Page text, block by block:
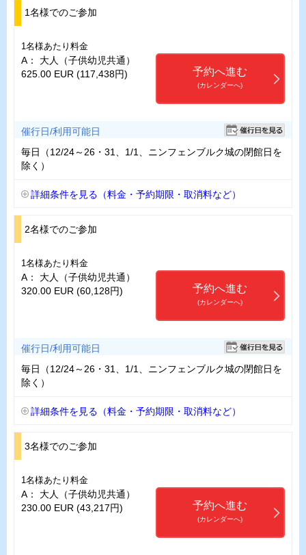
1名様でのご参加
1名様あたり料金
A： 大人（子供幼児共通）
625.00 EUR (117,438円)
予約へ進む
(カレンダーへ)
催行日/利用可能日
毎日（12/24～26・31、1/1、ニンフェンブルク城の閉館日を
除く）
詳細条件を見る（料金・予約期限・取消料など）
2名様でのご参加
1名様あたり料金
A： 大人（子供幼児共通）
320.00 EUR (60,128円)
予約へ進む
(カレンダーへ)
催行日/利用可能日
毎日（12/24～26・31、1/1、ニンフェンブルク城の閉館日を
除く）
詳細条件を見る（料金・予約期限・取消料など）
3名様でのご参加
1名様あたり料金
A： 大人（子供幼児共通）
230.00 EUR (43,217円)
予約へ進む
(カレンダーへ)